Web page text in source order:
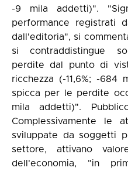
-9 mila addetti)".
performance registrati
dall'editoria", si
si contraddistingue
perdite dal punto di
ricchezza (-11,6%; -
spicca per le perdite
mila addetti)".
Complessivamente le
sviluppate da soggetti
settore, attivano
dell'economia, "in